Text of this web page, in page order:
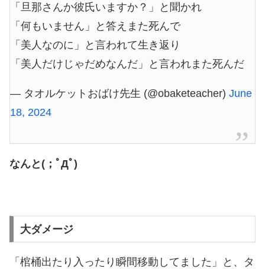
「旦那さんか彼氏いますか？」と聞かれ
「何もいません」と答えまた死んで
「美人なのに」と言われて生き返り
「美人だけじゃだめなんだ」と言われまた死んだ
— タオルケットおばけ先生 (@obaketeacher) June
18, 2024
なんと(；ﾟДﾟ)
大ダメージ
「棺桶出たり入ったり瞬間移動してました」と、タ